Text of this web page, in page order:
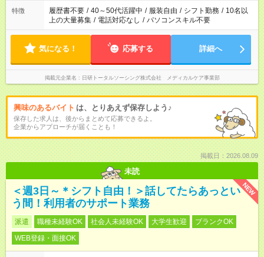
特徴 履歴書不要 / 40～50代活躍中 / 服装自由 / シフト勤務 / 10名以
上の大量募集 / 電話対応なし / パソコンスキル不要
気になる！ 応募する 詳細へ
掲載元企業名 日研トータルソーシング株式会社 メディカルケア事業部
興味のあるバイト は、とりあえず保存しよう♪
保存した求人は、後からまとめて応募できるよ。
企業からアプローチが届くことも！
掲載日：2026.08.09
未読
NEW
＜週3日～＊シフト自由！＞話してたらあっとい
う間！利用者のサポート業務
派遣 職種未経験OK 社会人未経験OK 大学生歓迎
ブランクOK
WEB登録・面接OK